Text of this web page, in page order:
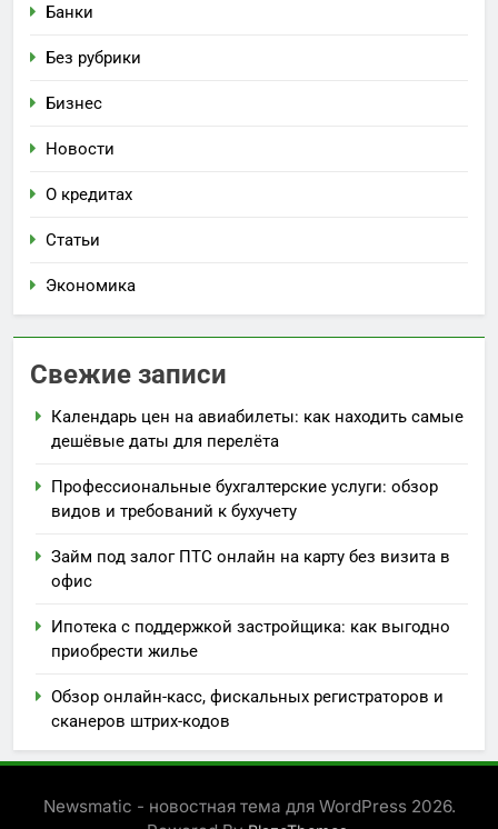
Банки
Без рубрики
Бизнес
Новости
О кредитах
Статьи
Экономика
Свежие записи
Календарь цен на авиабилеты: как находить самые
дешёвые даты для перелёта
Профессиональные бухгалтерские услуги: обзор
видов и требований к бухучету
Займ под залог ПТС онлайн на карту без визита в
офис
Ипотека с поддержкой застройщика: как выгодно
приобрести жилье
Обзор онлайн-касс, фискальных регистраторов и
сканеров штрих-кодов
Newsmatic - новостная тема для WordPress 2026.